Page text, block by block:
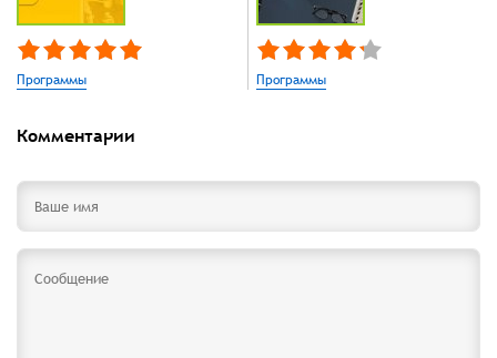
Программы Программы
Комментарии